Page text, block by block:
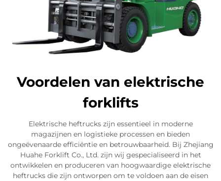
Voordelen van elektrische
forklifts
Elektrische heftrucks zijn essentieel in moderne
magazijnen en logistieke processen en bieden
ongeëvenaarde efficiëntie en betrouwbaarheid. Bij Zhejiang
Huahe Forklift Co., Ltd. zijn wij gespecialiseerd in het
ontwikkelen en produceren van hoogwaardige elektrische
heftrucks die zijn ontworpen om te voldoen aan de eisen